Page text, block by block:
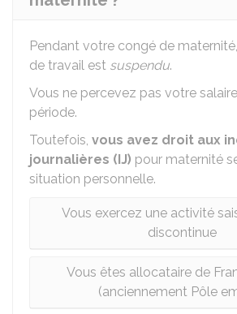
Pendant votre congé de
de travail est suspendu.
Vous ne percevez pas votre
période.
Toutefois, vous avez droit aux
journalières (IJ) pour maternité
situation personnelle.
Vous exercez une activité
discontinue
Vous êtes allocataire de
(anciennement Pôle